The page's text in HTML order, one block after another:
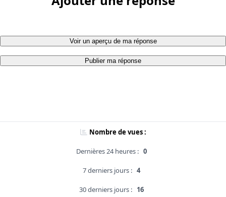
Voir un aperçu de ma réponse
Publier ma réponse
Nombre de vues :
Dernières 24 heures : 0
7 derniers jours : 4
30 derniers jours : 16